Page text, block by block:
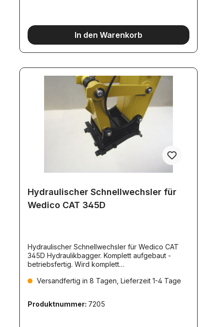
In den Warenkorb
Hydraulischer Schnellwechsler für
Wedico CAT 345D
Hydraulischer Schnellwechsler für Wedico CAT
345D Hydraulikbagger. Komplett aufgebaut -
betriebsfertig. Wird komplett
Versandfertig in 8 Tagen, Lieferzeit 1-4 Tage
Produktnummer: 7205